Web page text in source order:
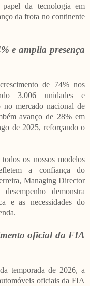
da tecnologia em
da frota no continente
e amplia presença
de 74% nos
3.006 unidades e
no mercado nacional de
avanço de 28% em
de 2025, reforçando o
os nossos modelos
a confiança do
Managing Director
demonstra
e as necessidades do
oficial da FIA
temporada de 2026, a
oficiais da FIA